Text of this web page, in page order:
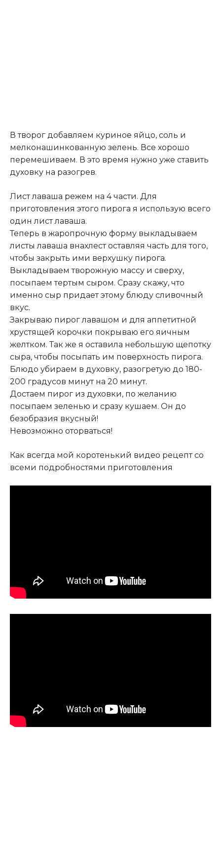
В творог добавляем куриное яйцо, соль и
мелконашинкованную зелень. Все хорошо
перемешиваем. В это время нужно уже ставить
духовку на разогрев.
Лист лаваша режем на 4 части. Для
приготовления этого пирога я использую всего
один лист лаваша.
Теперь в жаропрочную форму выкладываем
листы лаваша внахлест оставляя часть для того,
чтобы закрыть ими верхушку пирога.
Выкладываем творожную массу и сверху,
посыпаем тертым сыром. Сразу скажу, что
именно сыр придает этому блюду сливочный
вкус.
Закрываю пирог лавашом и для аппетитной
хрустящей корочки покрываю его яичным
желтком. Так же я оставила небольшую щепотку
сыра, чтобы посыпать им поверхность пирога.
Блюдо убираем в духовку, разогретую до 180-
200 градусов минут на 20 минут.
Достаем пирог из духовки, по желанию
посыпаем зеленью и сразу кушаем. Он до
безобразия вкусный!
Невозможно оторваться!
Как всегда мой коротенький видео рецепт со
всеми подробностями приготовления